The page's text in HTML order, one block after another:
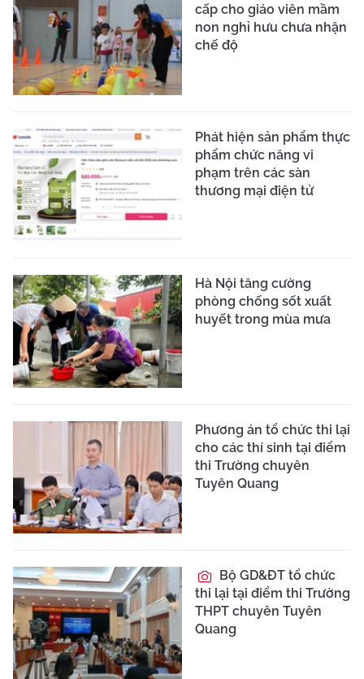
cấp cho giáo viên mầm
non nghỉ hưu chưa nhận
chế độ
Phát hiện sản phẩm thực
phẩm chức năng vi
phạm trên các sàn
thương mại điện tử
Hà Nội tăng cường
phòng chống sốt xuất
huyết trong mùa mưa
Phương án tổ chức thi lại
cho các thí sinh tại điểm
thi Trường chuyên
Tuyên Quang
Bộ GD&ĐT tổ chức
thi lại tại điểm thi Trường
THPT chuyên Tuyên
Quang